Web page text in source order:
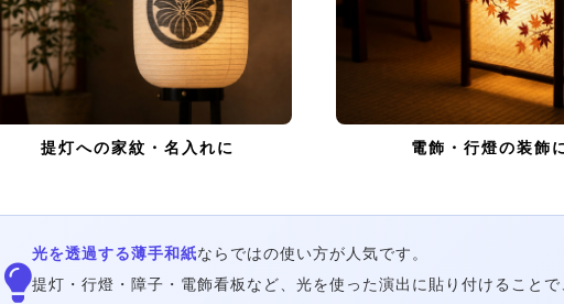
提灯への家紋・名入れに 電飾・行燈の装飾
光を透過する薄手和紙ならではの使い方が人気です。
提灯・行燈・障子・電飾看板など、光を使った演出に貼り付けること